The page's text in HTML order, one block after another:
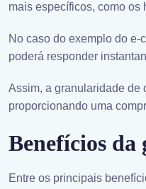
mais específicos, como os
No caso do exemplo do e-
poderá responder
Assim, a granularidade de
proporcionando uma
Benefícios da
Entre os principais